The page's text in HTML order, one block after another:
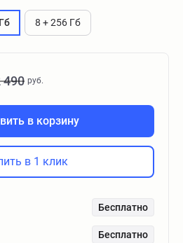
8 + 256 Гб
490 руб.
в корзину
в 1 клик
Бесплатно
Бесплатно